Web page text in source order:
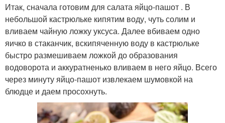
Итак, сначала готовим для салата яйцо-пашот . В
небольшой кастрюльке кипятим воду, чуть солим и
вливаем чайную ложку уксуса. Далее вбиваем одно
яичко в стаканчик, вскипяченную воду в кастрюльке
быстро размешиваем ложкой до образования
водоворота и аккуратненько вливаем в него яйцо. Всего
через минуту яйцо-пашот извлекаем шумовкой на
блюдце и даем просохнуть.